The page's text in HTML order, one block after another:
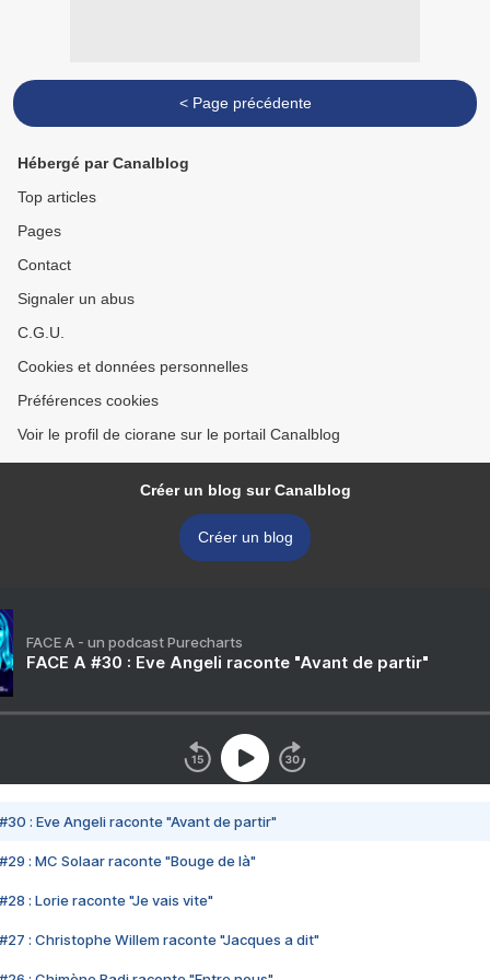
< Page précédente
Hébergé par Canalblog
Top articles
Pages
Contact
Signaler un abus
C.G.U.
Cookies et données personnelles
Préférences cookies
Voir le profil de ciorane sur le portail Canalblog
Créer un blog sur Canalblog
Créer un blog
FACE A - un podcast Purecharts
FACE A #30 : Eve Angeli raconte "Avant de partir"
#30 : Eve Angeli raconte "Avant de partir"
#29 : MC Solaar raconte "Bouge de là"
#28 : Lorie raconte "Je vais vite"
#27 : Christophe Willem raconte "Jacques a dit"